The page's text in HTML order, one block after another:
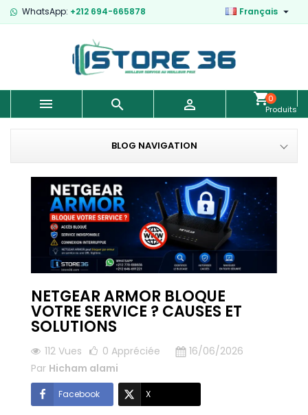
WhatsApp: +212 694-665878 Français 
  
0
Produits
-
0,00 €
BLOG NAVIGATION
NETGEAR ARMOR BLOQUE
VOTRE SERVICE ? CAUSES ET
SOLUTIONS
112 Vues 0 Appréciée
16/06/2026
Par Hicham alami
Facebook X